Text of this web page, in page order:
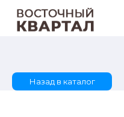
Назад в каталог